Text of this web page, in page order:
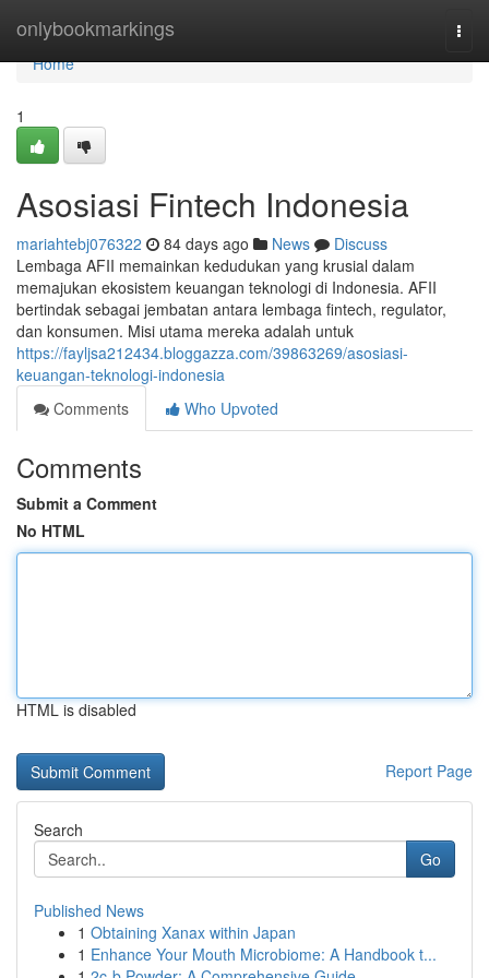
onlybookmarkings
Home
Home
1
Asosiasi Fintech Indonesia
mariahtebj076322 84 days ago News
Discuss
Lembaga AFII memainkan kedudukan yang krusial dalam
memajukan ekosistem keuangan teknologi di Indonesia. AFII
bertindak sebagai jembatan antara lembaga fintech, regulator,
dan konsumen. Misi utama mereka adalah untuk
https://fayljsa212434.bloggazza.com/39863269/asosiasi-
keuangan-teknologi-indonesia
Comments
Who Upvoted
Comments
Submit a Comment
No HTML
HTML is disabled
Report Page
Search
Go
Published News
1 Obtaining Xanax within Japan
1 Enhance Your Mouth Microbiome: A Handbook t...